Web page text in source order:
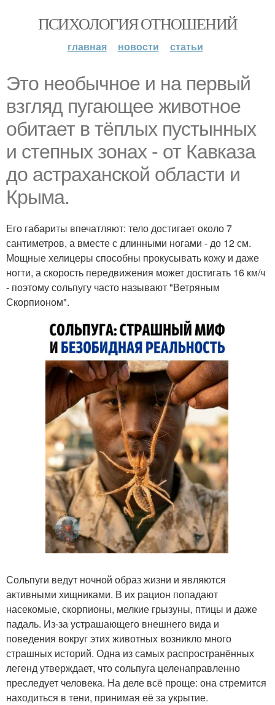
ПСИХОЛОГИЯ ОТНОШЕНИЙ
главная новости статьи
Это необычное и на первый
взгляд пугающее животное
обитает в тёплых пустынных
и степных зонах - от Кавказа
до астраханской области и
Крыма.
Его габариты впечатляют: тело достигает около 7
сантиметров, а вместе с длинными ногами - до 12 см.
Мощные хелицеры способны прокусывать кожу и даже
ногти, а скорость передвижения может достигать 16 км/ч
- поэтому сольпугу часто называют "Ветряным
Скорпионом".
Сольпуги ведут ночной образ жизни и являются
активными хищниками. В их рацион попадают
насекомые, скорпионы, мелкие грызуны, птицы и даже
падаль. Из-за устрашающего внешнего вида и
поведения вокруг этих животных возникло много
страшных историй. Одна из самых распространённых
легенд утверждает, что сольпуга целенаправленно
преследует человека. На деле всё проще: она стремится
находиться в тени, принимая её за укрытие.